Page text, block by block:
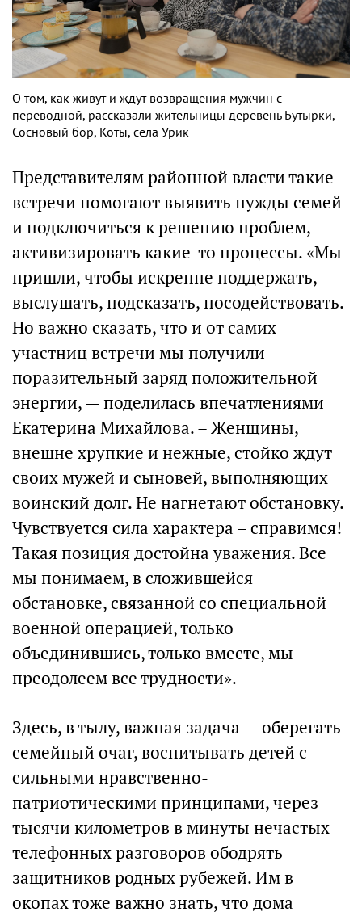
О том, как живут и ждут возвращения мужчин с
переводной, рассказали жительницы деревень Бутырки,
Сосновый бор, Коты, села Урик
Представителям районной власти такие
встречи помогают выявить нужды семей
и подключиться к решению проблем,
активизировать какие-то процессы. «Мы
пришли, чтобы искренне поддержать,
выслушать, подсказать, посодействовать.
Но важно сказать, что и от самих
участниц встречи мы получили
поразительный заряд положительной
энергии, — поделилась впечатлениями
Екатерина Михайлова. – Женщины,
внешне хрупкие и нежные, стойко ждут
своих мужей и сыновей, выполняющих
воинский долг. Не нагнетают обстановку.
Чувствуется сила характера – справимся!
Такая позиция достойна уважения. Все
мы понимаем, в сложившейся
обстановке, связанной со специальной
военной операцией, только
объединившись, только вместе, мы
преодолеем все трудности».
Здесь, в тылу, важная задача — оберегать
семейный очаг, воспитывать детей с
сильными нравственно-
патриотическими принципами, через
тысячи километров в минуты нечастых
телефонных разговоров ободрять
защитников родных рубежей. Им в
окопах тоже важно знать, что дома